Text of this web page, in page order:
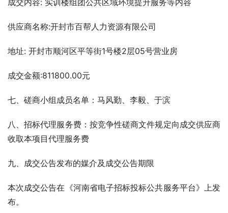
成交内容: 实训楼组团公共区域环境提升服务等内容
供应商名称:开封市百帮人力资源有限公司
地址: 开封市顺河区平等街1号楼2层05号营业房
成交金额:811800.00元
七、磋商小组成员名单：马风勤、李毅、于滨
八、招标代理服务费：按竞争性磋商文件规定向成交供应商
收取本项目代理服务费
九、成交公告发布的媒介及成交公告期限
本次成交公告在《河南省电子招标投标公共服务平台》上发
布。